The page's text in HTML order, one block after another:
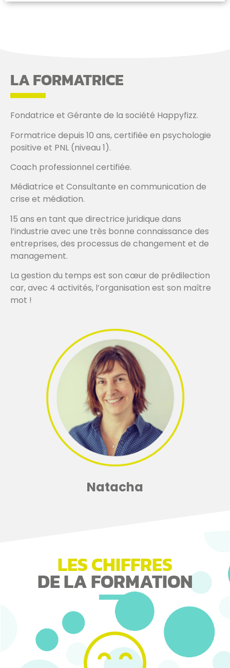
Natacha
LA FORMATRICE
Fondatrice et Gérante de la société Happyfizz.
Formatrice depuis 10 ans, certifiée en psychologie
positive et PNL (niveau 1).
Coach professionnel certifiée.
Médiatrice et Consultante en communication de
crise et médiation.
15 ans en tant que directrice juridique dans
l’industrie avec une très bonne connaissance des
entreprises, des processus de changement et de
management.
La gestion du temps est son cœur de prédilection
car, avec 4 activités, l’organisation est son maître
mot !
LES CHIFFRES
DE LA FORMATION